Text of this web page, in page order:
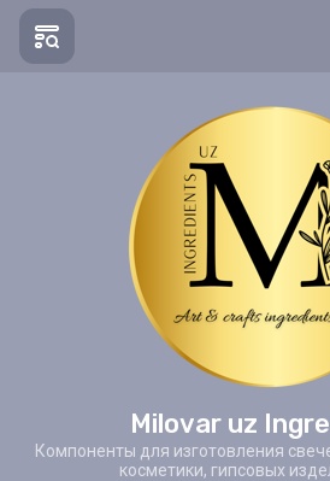
Milovar uz
Компоненты для изготовления
косметики, гипсовых